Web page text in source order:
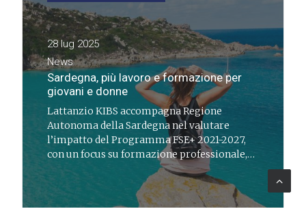
28 lug 2025
News
Sardegna, più lavoro e formazione per
giovani e donne
Lattanzio KIBS accompagna Regione
Autonoma della Sardegna nel valutare
l’impatto del Programma FSE+ 2021-2027,
con un focus su formazione professionale,
occupazione giovanile e parità di genere